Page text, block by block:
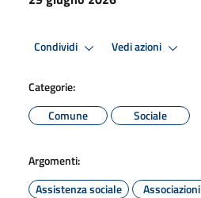
Condividi Vedi azioni
Categorie:
Comune
Sociale
Argomenti:
Assistenza sociale
Associazioni